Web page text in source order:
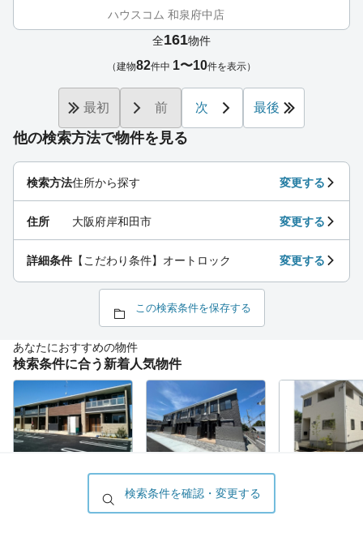
ハウスコム 和泉府中店
他の検索方法で物件を見る
検索方法住所から探す 変更する
住所 大阪府岸和田市 変更する
詳細条件 【こだわり条件】オートロック 変更する
この検索条件を保存する
全161物件
（建物82件中 1〜10件を表示）
最初 前 次 最後
検索条件を確認・変更する
あなたにおすすめの物件
検索条件に合う新着人気物件
大阪府岸和田市／久米
家賃 8.5 万円
大阪府岸和田市／蛸地
蔵駅